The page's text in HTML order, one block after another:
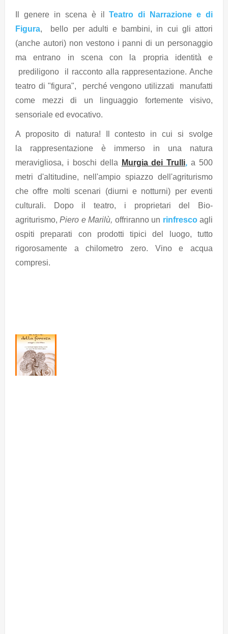
Il genere in scena è ilTeatro di Narrazione e di
Figura, bello per adulti e bambini, in cui gli attori
(anche autori) non vestono i panni di un personaggio
ma entrano in scena con la propria identità e
prediligono il racconto alla rappresentazione. Anche
teatro di "figura", perché vengono utilizzati manufatti
come mezzi di un linguaggio fortemente visivo,
sensoriale ed evocativo.
A proposito di natura! Il contesto in cui si svolge
la rappresentazione è immerso in una natura
meravigliosa, i boschi della
Murgia dei Trulli,a 500
metri d'altitudine, nell'ampio spiazzo dell'agriturismo
che offre molti scenari (diurni e notturni) per eventi
culturali. Dopo il teatro, i proprietari del Bio-
agriturismo,Piero e Marilù, offriranno un rinfrescoagli
ospiti preparati con prodotti tipici del luogo, tutto
rigorosamente a chilometro zero. Vino e acqua
compresi.